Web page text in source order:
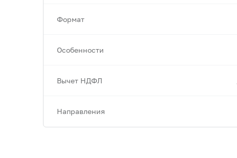
Формат
Особенности
Вычет НДФЛ
Направления